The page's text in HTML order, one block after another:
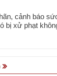
cảnh báo
bị xử phạt